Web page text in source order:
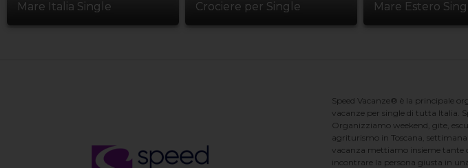
Mare Italia Single Crociere per Single Mare Estero
Speed Vacanze® è la principale
vacanze per single di tutta Italia.
Organizziamo weekend, gite,
agriturismo in Toscana,
vacanza mettiamo insieme tante
incontrare la persona giusta in